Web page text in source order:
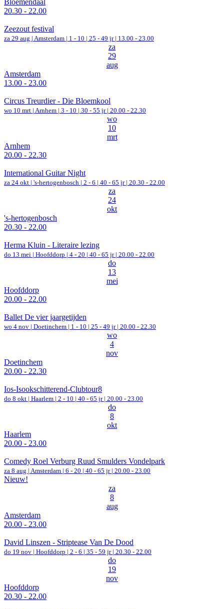
20.30 - 22.00
Zeezout festival
za 29 aug | Amsterdam | 1 - 10 | 25 - 49 jr | 13.00 - 23.00
za
29
aug
Amsterdam
13.00 - 23.00
Circus Treurdier - Die Bloemkool
wo 10 mrt | Arnhem | 3 - 10 | 30 - 55 jr | 20.00 - 22.30
wo
10
mrt
Arnhem
20.00 - 22.30
International Guitar Night
za 24 okt | 's-hertogenbosch | 2 - 6 | 40 - 65 jr | 20.30 - 22.00
za
24
okt
's-hertogenbosch
20.30 - 22.00
Herma Kluin - Literaire lezing
do 13 mei | Hoofddorp | 4 - 20 | 40 - 65 jr | 20.00 - 22.00
do
13
mei
Hoofddorp
20.00 - 22.00
Ballet De vier jaargetijden
wo 4 nov | Doetinchem | 1 - 10 | 25 - 49 jr | 20.00 - 22.30
wo
4
nov
Doetinchem
20.00 - 22.30
Ios-Isookschitterend-Clubtour8
do 8 okt | Haarlem | 2 - 10 | 40 - 65 jr | 20.00 - 23.00
do
8
okt
Haarlem
20.00 - 23.00
Comedy Roel Verburg Ruud Smulders Vondelpark
za 8 aug | Amsterdam | 6 - 20 | 40 - 65 jr | 20.00 - 23.00
Nieuw!
za
8
aug
Amsterdam
20.00 - 23.00
David Linszen - Striptease Van De Dood
do 19 nov | Hoofddorp | 2 - 6 | 35 - 59 jr | 20.30 - 22.00
do
19
nov
Hoofddorp
20.30 - 22.00